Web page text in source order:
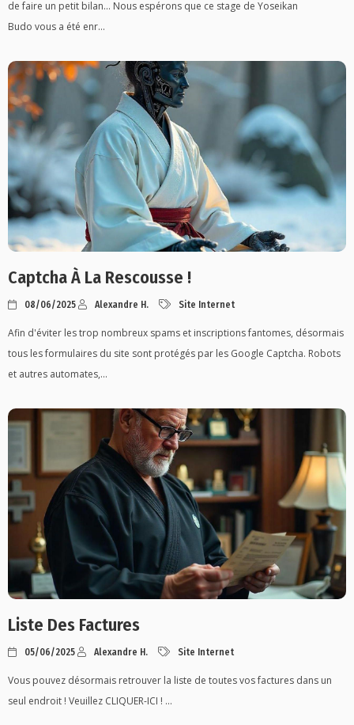
de faire un petit bilan... Nous espérons que ce stage de Yoseikan
Budo vous a été enr...
Captcha À La Rescousse !
08/06/2025 Alexandre H. Site Internet
Afin d'éviter les trop nombreux spams et inscriptions fantomes, désormais
tous les formulaires du site sont protégés par les Google Captcha. Robots
et autres automates,...
Liste Des Factures
05/06/2025 Alexandre H. Site Internet
Vous pouvez désormais retrouver la liste de toutes vos factures dans un
seul endroit ! Veuillez CLIQUER-ICI ! ...